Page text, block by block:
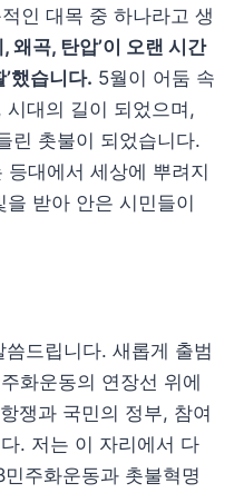
인 대목 중 하나라고 생
왜곡, 탄압’이 오랜 시간
’했습니다. 5월이 어둠 속
대의 길이 되었으며,
린 촛불이 되었습니다.
등대에서 세상에 뿌려지
받아 안은 시민들이
드립니다. 새롭게 출범
화운동의 연장선 위에
쟁과 국민의 정부, 참여
. 저는 이 자리에서 다
주화운동과 촛불혁명